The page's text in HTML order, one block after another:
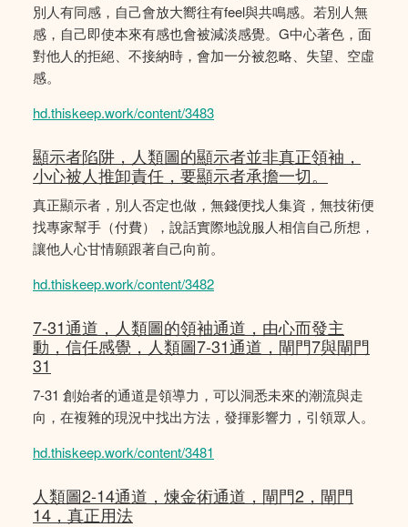
別人有同感，自己會放大嚮往有feel與共鳴感。若別人無
感，自己即使本來有感也會被減淡感覺。G中心著色，面
對他人的拒絕、不接納時，會加一分被忽略、失望、空虛
感。
hd.thiskeep.work/content/3483
顯示者陷阱，人類圖的顯示者並非真正領袖，
小心被人推卸責任，要顯示者承擔一切。
真正顯示者，別人否定也做，無錢便找人集資，無技術便
找專家幫手（付費），說話實際地說服人相信自己所想，
讓他人心甘情願跟著自己向前。
hd.thiskeep.work/content/3482
7-31通道，人類圖的領袖通道，由心而發主
動，信任感覺，人類圖7-31通道，閘門7與閘門
31
7-31 創始者的通道是領導力，可以洞悉未來的潮流與走
向，在複雜的現況中找出方法，發揮影響力，引領眾人。
hd.thiskeep.work/content/3481
人類圖2-14通道，煉金術通道，閘門2，閘門
14，真正用法